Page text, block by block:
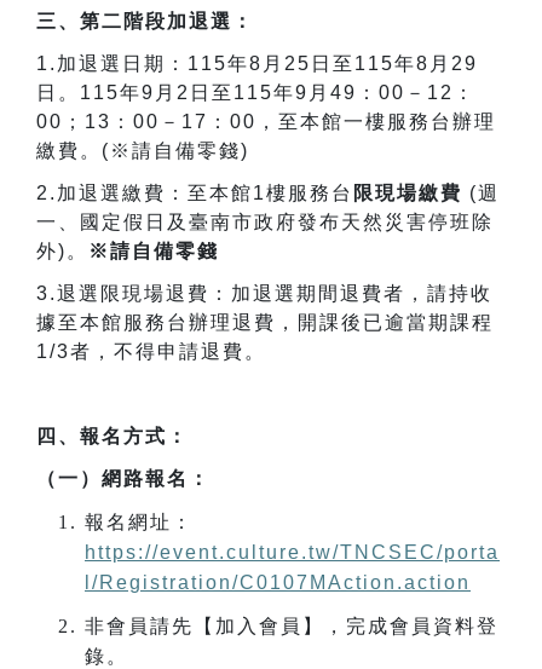
三、第二階段加退選：
1. 加退選日期： 115年8 月 25 日至 115年8 月 29
日。 115年9 月 2 日至 115年9 月 49 ： 00 － 12 ：
00 ； 13 ： 00 － 17 ： 00 ，至本館一樓服務台辦理
繳費。 ( ※請自備零錢)
2. 加退選繳費：至本館1樓服務台 限現場繳費 (週
一、國定假日及臺南市政府發布天然災害停班除
外) 。 ※請自備零錢
3.退選限現場退費：加退選期間退費者，請持收
據至本館服務台辦理退費，開課後已逾當期課程
1/3者，不得申請退費。
四、報名方式：
（一）網路報名：
報名網址：
https://event.culture.tw/TNCSEC/porta
l/Registration/C0107MAction.action
非會員請先【加入會員】，完成會員資料登
錄。